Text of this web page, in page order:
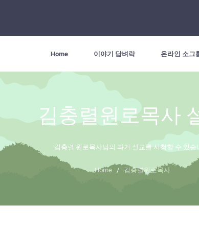
Home 이야기 담벼락 온라인 소그
김충렬원로목사
김충렬 원로목사님의 과거 설교를 시청할 수 있습
Home / 김충렬원로목사